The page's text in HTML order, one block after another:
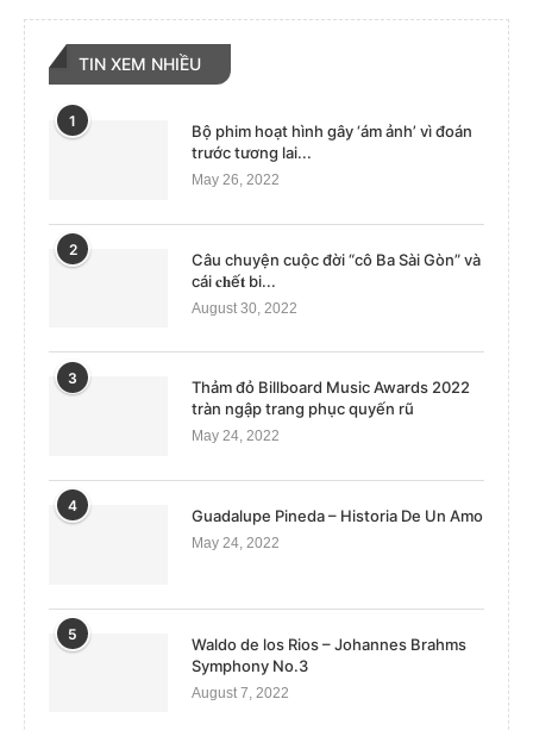
TIN XEM NHIỀU
1
Bộ phim hoạt hình gây ‘ám ảnh’ vì đoán
trước tương lai...
May 26, 2022
2
Câu chuyện cuộc đời “cô Ba Sài Gòn” và
cái 𝐜𝐡ế𝐭 bi...
August 30, 2022
3
Thảm đỏ Billboard Music Awards 2022
tràn ngập trang phục quyến rũ
May 24, 2022
4
Guadalupe Pineda – Historia De Un Amo
May 24, 2022
5
Waldo de los Rios – Johannes Brahms
Symphony No.3
August 7, 2022